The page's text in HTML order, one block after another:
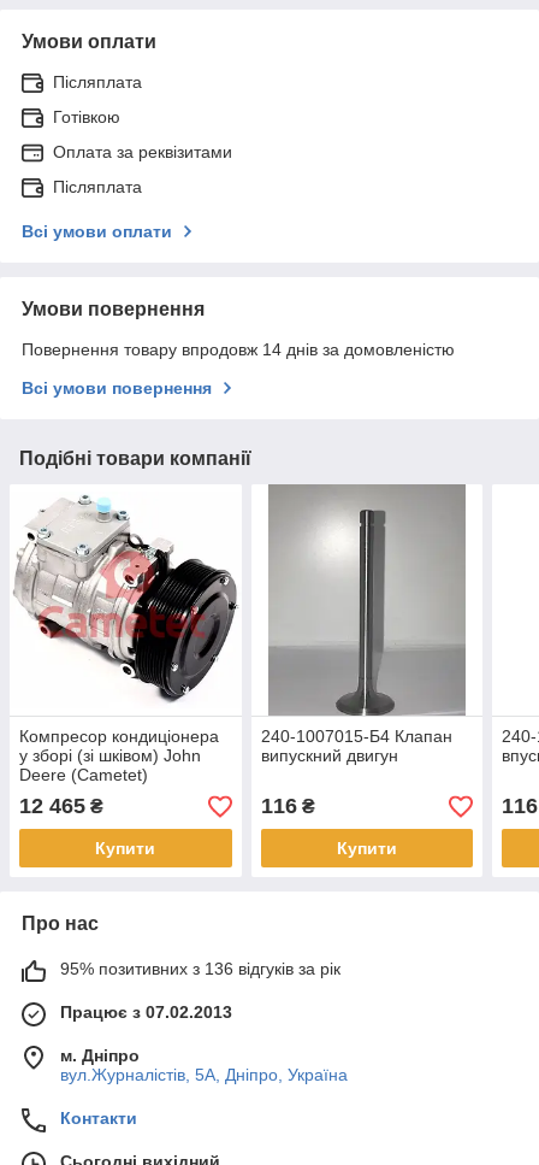
Умови оплати
Післяплата
Готівкою
Оплата за реквізитами
Післяплата
Всі умови оплати
Умови повернення
Повернення товару впродовж 14 днів за домовленістю
Всі умови повернення
Подібні товари компанії
Компресор кондиціонера
у зборі (зі шківом) John
Deere (Cametet)
AH169875, SE503065,
RE52454б, TY6764
12 465 ₴
Купити
240-1007015-Б4 Клапан
випускний двигун
116₴
Купити
116
Про нас
95% позитивних з 136 відгуків за рік
Працює з 07.02.2013
м. Дніпро
вул.Журналістів, 5А, Дніпро, Україна
Контакти